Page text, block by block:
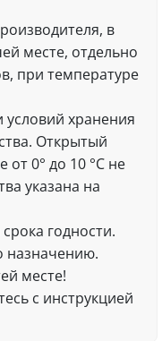
в
месте, отдельно
при температуре
хранения
Открытый
от 0° до 10 °С не
указана на
годности.
назначению.
месте!
с инструкцией